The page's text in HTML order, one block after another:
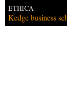
ETHICA
Kedge business